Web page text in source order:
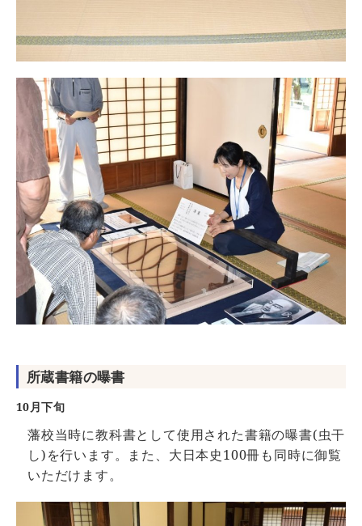
所蔵書籍の曝書
10月下旬
藩校当時に教科書として使用された書籍の曝書(虫干
し)を行います。また、大日本史100冊も同時に御覧
いただけます。